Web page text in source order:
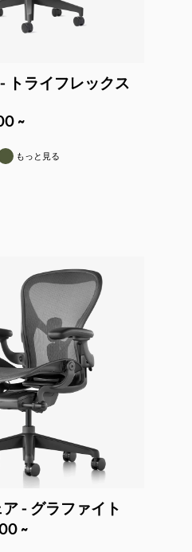
トライフレックス
~
ン
リーブ
もっと見る
- グラファイト
~